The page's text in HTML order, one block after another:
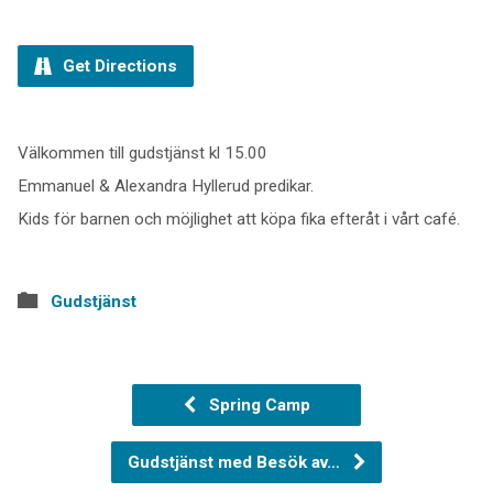
Get Directions
Välkommen till gudstjänst kl 15.00
Emmanuel & Alexandra Hyllerud predikar.
Kids för barnen och möjlighet att köpa fika efteråt i vårt café.
Gudstjänst
Spring Camp
Gudstjänst med Besök av…